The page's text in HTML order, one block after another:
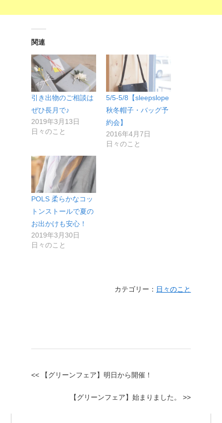
関連
引き出物のご相談は
ぜひ長月で♪
2019年3月13日
日々のこと
5/5-5/8【sleepslope
秋冬帽子・バッグ予
約会】
2016年4月7日
日々のこと
POLS 柔らかなコッ
トンストールで夏の
お出かけも安心！
2019年3月30日
日々のこと
カテゴリー： 日々のこと
<< 【グリーンフェア】明日から開催！
【グリーンフェア】始まりました。 >>